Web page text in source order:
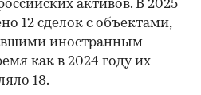
активов. В 2025
12 сделок с объектами,
иностранным
как в 2024 году их
18.